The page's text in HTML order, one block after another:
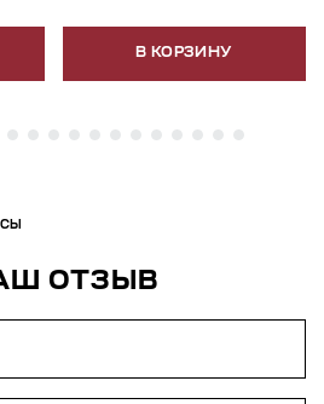
В КОРЗИНУ
ОТЗЫВ